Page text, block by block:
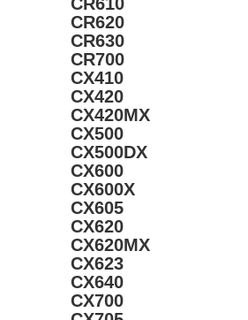
CR610
CR620
CR630
CR700
CX410
CX420
CX420MX
CX500
CX500DX
CX600
CX600X
CX605
CX620
CX620MX
CX623
CX640
CX700